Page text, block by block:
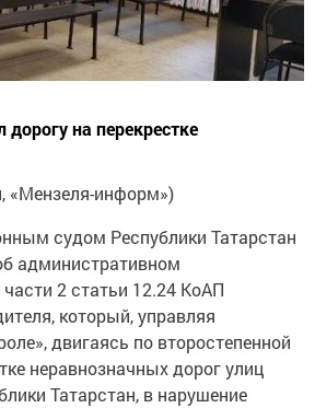
дорогу на перекрестке
«Мензеля-информ»)
судом Республики Татарстан
административном
2 статьи 12.24 КоАП
который, управляя
двигаясь по второстепенной
неравнозначных дорог улиц
Татарстан, в нарушение